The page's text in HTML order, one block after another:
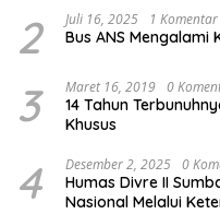
2 Juli 16, 2025 1 Komentar
Bus ANS Mengalami
3 Maret 16, 2019 0
14 Tahun
Khusus
4 Desember 2, 2025 0
Humas Divre II
Nasional Melalui